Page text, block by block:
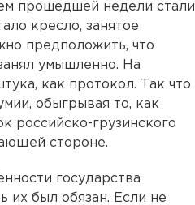
прошедшей недели стали
кресло, занятое
предположить, что
умышленно. На
как протокол. Так что
обыгрывая то, как
российско-грузинского
стороне.
государства
их был обязан. Если не